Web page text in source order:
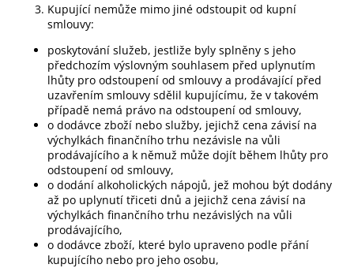
Kupující nemůže mimo jiné odstoupit od kupní
smlouvy:
poskytování služeb, jestliže byly splněny s jeho
předchozím výslovným souhlasem před uplynutím
lhůty pro odstoupení od smlouvy a prodávající před
uzavřením smlouvy sdělil kupujícímu, že v takovém
případě nemá právo na odstoupení od smlouvy,
o dodávce zboží nebo služby, jejichž cena závisí na
výchylkách finančního trhu nezávisle na vůli
prodávajícího a k němuž může dojít během lhůty pro
odstoupení od smlouvy,
o dodání alkoholických nápojů, jež mohou být dodány
až po uplynutí třiceti dnů a jejichž cena závisí na
výchylkách finančního trhu nezávislých na vůli
prodávajícího,
o dodávce zboží, které bylo upraveno podle přání
kupujícího nebo pro jeho osobu,